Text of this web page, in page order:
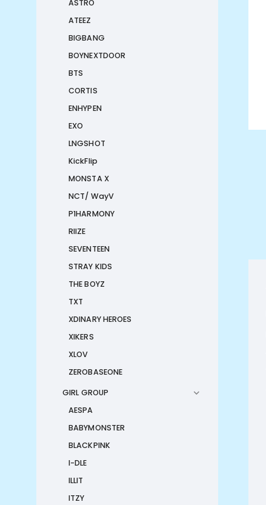
ASTRO
ATEEZ
BIGBANG
BOYNEXTDOOR
BTS
CORTIS
ENHYPEN
EXO
LNGSHOT
KickFlip
MONSTA X
NCT/ WayV
P1HARMONY
RIIZE
SEVENTEEN
STRAY KIDS
THE BOYZ
TXT
XDINARY HEROES
XIKERS
XLOV
ZEROBASEONE
GIRL GROUP
AESPA
BABYMONSTER
BLACKPINK
I-DLE
ILLIT
ITZY